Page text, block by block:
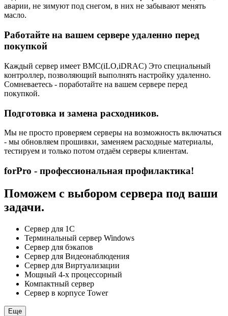
аварии, не зимуют под снегом, в них не забывают менять
масло.
Работайте на вашем сервере удаленно перед
покупкой
Каждый сервер имеет BMC(iLO,iDRAC) Это специальный
контроллер, позволяющий выполнять настройку удаленно.
Сомневаетесь - поработайте на вашем сервере перед
покупкой.
Подготовка и замена расходников.
Мы не просто проверяем серверы на возможность включаться
- мы обновляем прошивки, заменяем расходные материалы,
тестируем и только потом отдаём серверы клиентам.
forPro - профессиональная профилактика!
Поможем с выбором сервера под ваши
задачи.
Сервер для 1С
Терминальный сервер Windows
Сервер для бэкапов
Сервер для Видеонаблюдения
Сервер для Виртуализации
Мощный 4-х процессорный
Компактный сервер
Сервер в корпусе Tower
Еще